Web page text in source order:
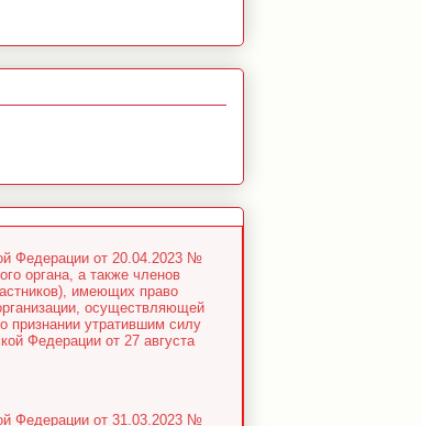
Федерации от 20.04.2023 №
органа, а также членов
имеющих право
осуществляющей
признании утратившим силу
Федерации от 27 августа
Федерации от 31.03.2023 №